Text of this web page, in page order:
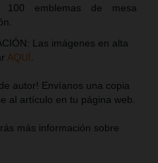
emblemas de mesa
Las imágenes en alta
AQUÍ
autor! Envíanos una copia
al artículo en tu página web.
más información sobre